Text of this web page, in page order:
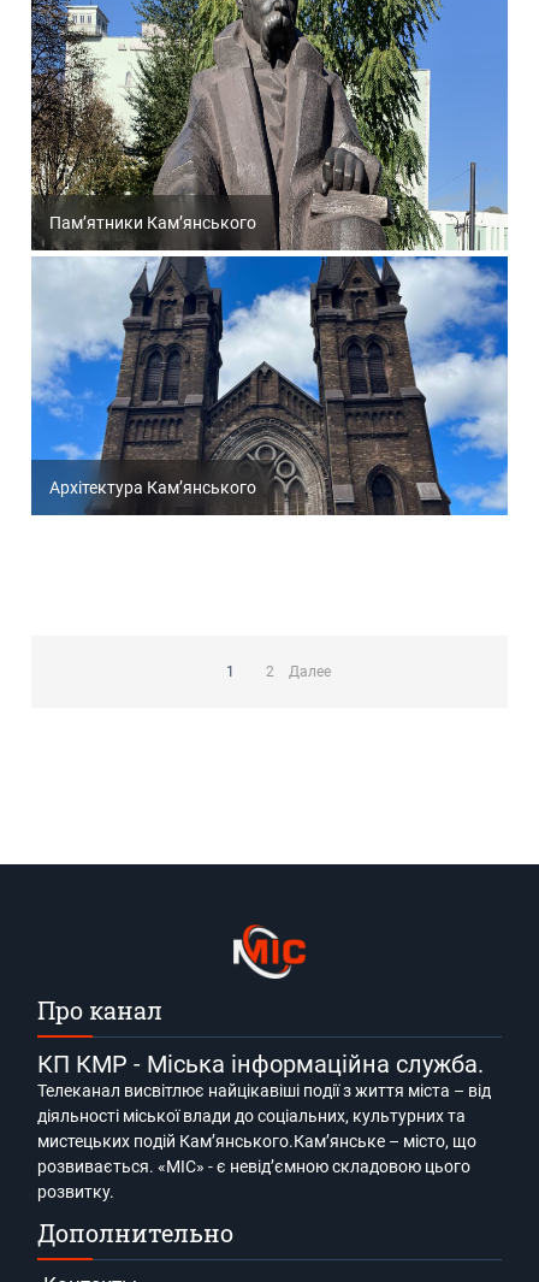
Пам’ятники Кам’янського
Архітектура Кам’янського
1 2 Далее
Про канал
КП КМР - Міська інформаційна служба.
Телеканал висвітлює найцікавіші події з життя міста – від
діяльності міської влади до соціальних, культурних та
мистецьких подій Кам’янського.Кам’янське – місто, що
розвивається. «МІС» - є невід’ємною складовою цього
розвитку.
Дополнительно